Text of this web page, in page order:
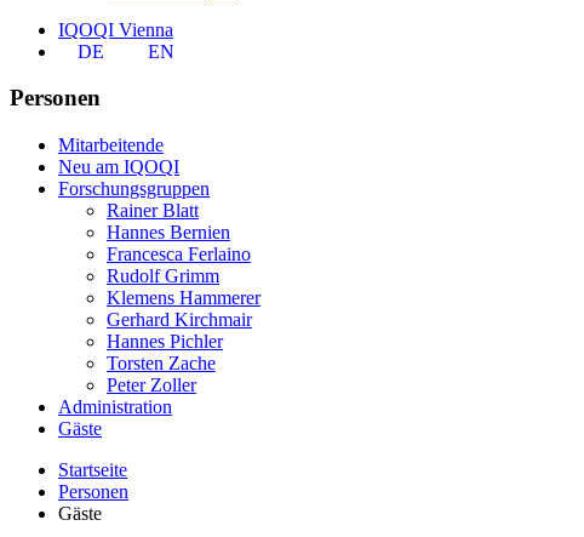
IQOQI Vienna
DE
EN
Personen
Mitarbeitende
Neu am IQOQI
Forschungsgruppen
Rainer Blatt
Hannes Bernien
Francesca Ferlaino
Rudolf Grimm
Klemens Hammerer
Gerhard Kirchmair
Hannes Pichler
Torsten Zache
Peter Zoller
Administration
Gäste
Startseite
Personen
Gäste